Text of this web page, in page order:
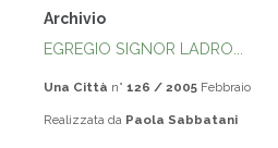
Archivio
EGREGIO SIGNOR LADRO...
Una Città n° 126 / 2005 Febbraio
Realizzata da Paola Sabbatani